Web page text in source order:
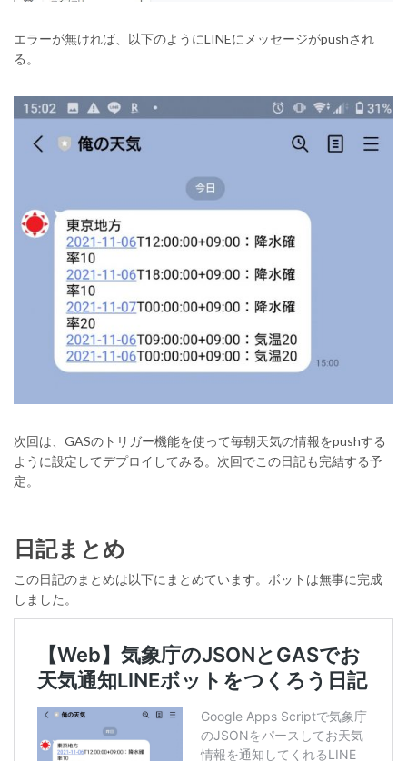
エラーが無ければ、以下のようにLINEにメッセージがpushされ
る。
次回は、GASのトリガー機能を使って毎朝天気の情報をpushする
ように設定してデプロイしてみる。次回でこの日記も完結する予
定。
日記まとめ
この日記のまとめは以下にまとめています。ボットは無事に完成
しました。